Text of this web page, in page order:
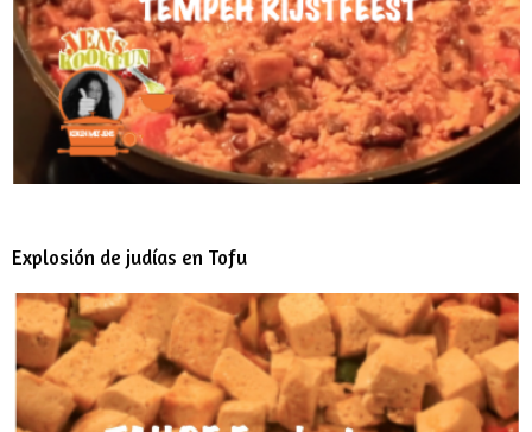
Explosión de judías en Tofu